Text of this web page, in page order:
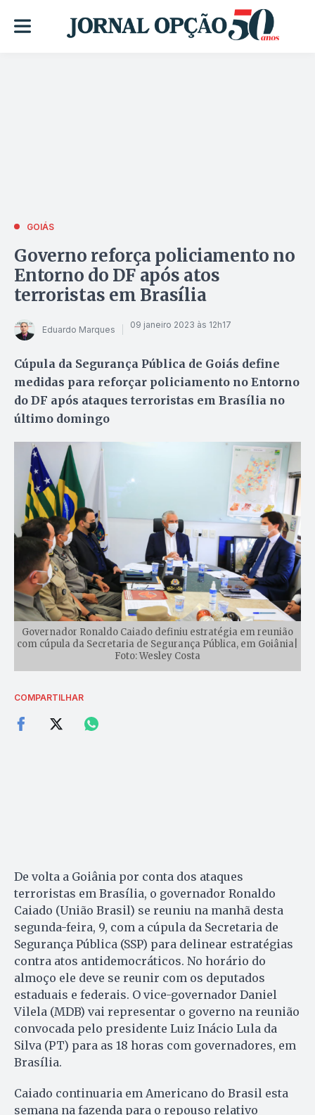
GOIÁS
Governo reforça policiamento no
Entorno do DF após atos
terroristas em Brasília
Eduardo Marques 09 janeiro 2023 às 12h17
Cúpula da Segurança Pública de Goiás define
medidas para reforçar policiamento no Entorno
do DF após ataques terroristas em Brasília no
último domingo
Governador Ronaldo Caiado definiu estratégia em reunião
com cúpula da Secretaria de Segurança Pública, em Goiânia|
Foto: Wesley Costa
COMPARTILHAR
De volta a Goiânia por conta dos ataques
terroristas em Brasília, o governador Ronaldo
Caiado (União Brasil) se reuniu na manhã desta
segunda-feira, 9, com a cúpula da Secretaria de
Segurança Pública (SSP) para delinear estratégias
contra atos antidemocráticos. No horário do
almoço ele deve se reunir com os deputados
estaduais e federais. O vice-governador Daniel
Vilela (MDB) vai representar o governo na reunião
convocada pelo presidente Luiz Inácio Lula da
Silva (PT) para as 18 horas com governadores, em
Brasília.
Caiado continuaria em Americano do Brasil esta
semana na fazenda para o repouso relativo